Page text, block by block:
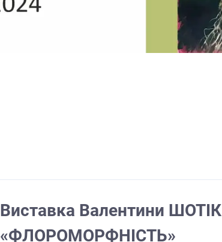
Виставка Валентини ШОТІК
«ФЛОРОМОРФНІСТЬ»